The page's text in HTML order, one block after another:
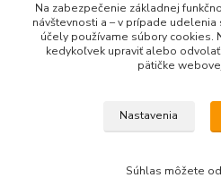
0948 236 042
info@margaretkashop.sk
Na zabezpečenie základnej
návštevnosti a – v prípade udelenia
účely používame súbory cookies.
kedykoľvek upraviť alebo
pätičke
Nastavenia
Súhlas môžete